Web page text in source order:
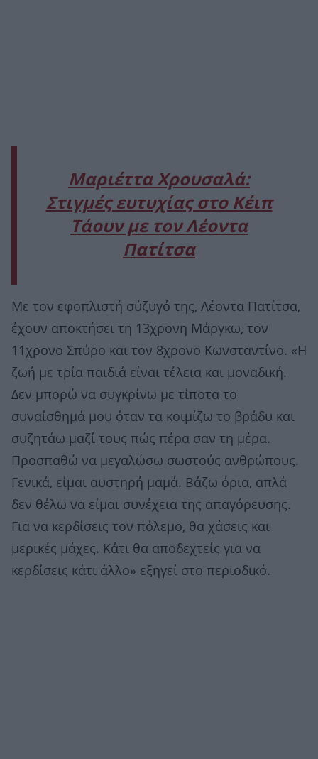
Μαριέττα Χρουσαλά:
Στιγμές ευτυχίας στο Κέιπ
Τάουν με τον Λέοντα
Πατίτσα
Με τον εφοπλιστή σύζυγό της, Λέοντα Πατίτσα,
έχουν αποκτήσει τη 13χρονη Μάργκω, τον
11χρονο Σπύρο και τον 8χρονο Κωνσταντίνο. «Η
ζωή με τρία παιδιά είναι τέλεια και μοναδική.
Δεν μπορώ να συγκρίνω με τίποτα το
συναίσθημά μου όταν τα κοιμίζω το βράδυ και
συζητάω μαζί τους πώς πέρα σαν τη μέρα.
Προσπαθώ να μεγαλώσω σωστούς ανθρώπους.
Γενικά, είμαι αυστηρή μαμά. Βάζω όρια, απλά
δεν θέλω να είμαι συνέχεια της απαγόρευσης.
Για να κερδίσεις τον πόλεμο, θα χάσεις και
μερικές μάχες. Κάτι θα αποδεχτείς για να
κερδίσεις κάτι άλλο» εξηγεί στο περιοδικό.